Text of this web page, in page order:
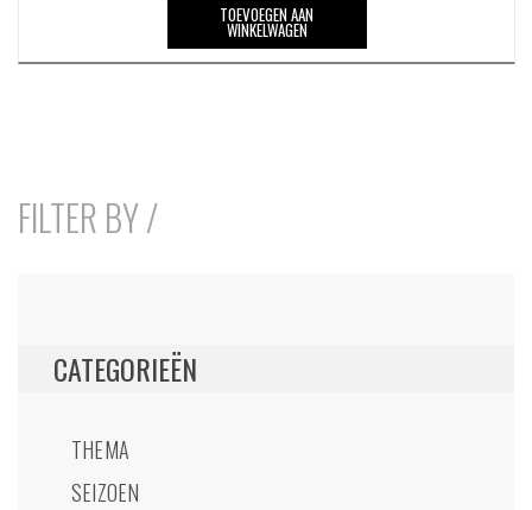
TOEVOEGEN AAN
WINKELWAGEN
FILTER BY /
CATEGORIEËN
THEMA
SEIZOEN